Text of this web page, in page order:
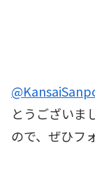
とうございま
ので、ぜひフ